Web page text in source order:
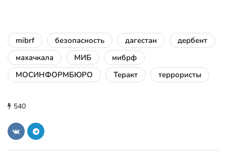
mibrf безопасность дагестан
дербент
махачкала
МИБ
мибрф
МОСИНФОРМБЮРО
Теракт террористы
540